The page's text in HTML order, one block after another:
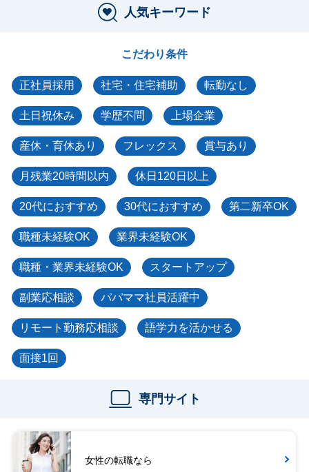
人気キーワード
こだわり条件
正社員採用 社宅・住宅補助 転勤なし
土日祝休み 学歴不問 上場企業
産休・育休あり フレックス 賞与あり
月残業20時間以内 休日120日以上
20代におすすめ 30代におすすめ 第二新卒OK
職種未経験OK 業界未経験OK
職種・業界未経験OK スタートアップ
副業応相談 パパママ社員活躍中
リモート勤務応相談 語学力を活かせる
面接1回
専門サイト
女性の転職なら